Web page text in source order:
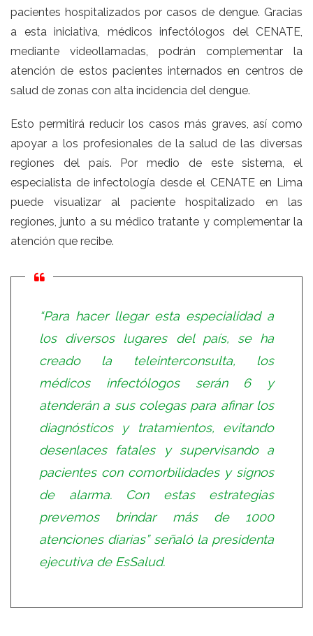
pacientes hospitalizados por casos de dengue. Gracias
a esta iniciativa, médicos infectólogos del CENATE,
mediante videollamadas, podrán complementar la
atención de estos pacientes internados en centros de
salud de zonas con alta incidencia del dengue.
Esto permitirá reducir los casos más graves, así como
apoyar a los profesionales de la salud de las diversas
regiones del país. Por medio de este sistema, el
especialista de infectología desde el CENATE en Lima
puede visualizar al paciente hospitalizado en las
regiones, junto a su médico tratante y complementar la
atención que recibe.
“Para hacer llegar esta especialidad a
los diversos lugares del país, se ha
creado la teleinterconsulta, los
médicos infectólogos serán 6 y
atenderán a sus colegas para afinar los
diagnósticos y tratamientos, evitando
desenlaces fatales y supervisando a
pacientes con comorbilidades y signos
de alarma. Con estas estrategias
prevemos brindar más de 1000
atenciones diarias” señaló la presidenta
ejecutiva de EsSalud.